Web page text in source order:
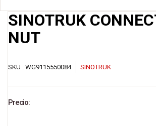
SINOTRUK
NUT
SKU : WG9115550084 SINOTRUK
Precio: